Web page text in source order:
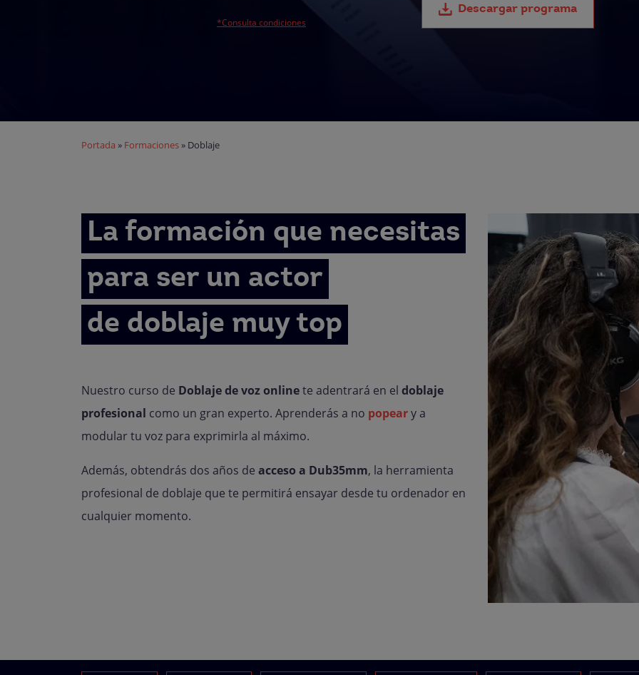
*Consulta condiciones
Descargar programa
Portada » Formaciones » Doblaje
La formación que necesitas
para ser un actor
de doblaje muy top
Nuestro curso de Doblaje de voz onlinete adentrará en el doblaje
profesional como un gran experto. Aprenderás a no popeary a
modular tu voz para exprimirla al máximo.
Además, obtendrás dos años de acceso a Dub35mm, la herramienta
profesional de doblaje que te permitirá ensayar desde tu ordenador en
cualquier momento.